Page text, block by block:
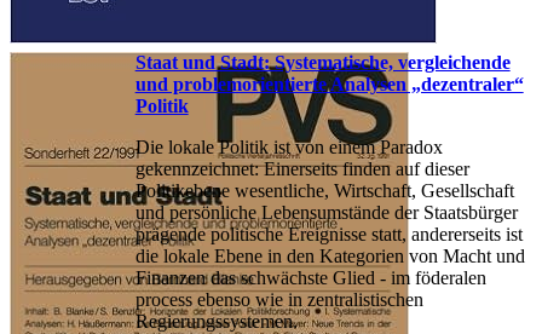
Staat und Stadt: Systematische, vergleichende
und problemorientierte Analysen „dezentraler“
Politik
Die lokale Politik ist von einem Paradox
gekennzeichnet: Einerseits finden auf dieser
Politikebene wesentliche, Wirtschaft, Gesellschaft
und persönliche Lebensumstände der Staatsbürger
prägende politische Ereignisse statt, andererseits ist
die lokale Ebene in den Kategorien von Macht und
Finanzen das schwächste Glied - im föderalen
process ebenso wie in zentralistischen
Regierungssystemen.